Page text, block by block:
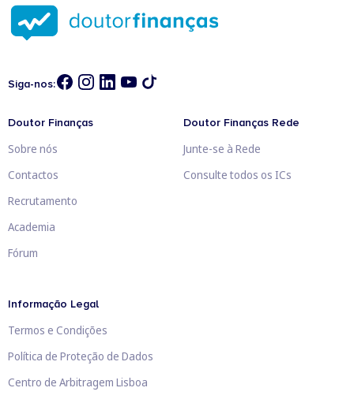
Siga-nos:
Doutor Finanças
Sobre nós
Contactos
Recrutamento
Academia
Fórum
Doutor Finanças Rede
Junte-se à Rede
Consulte todos os ICs
Informação Legal
Termos e Condições
Política de Proteção de Dados
Centro de Arbitragem Lisboa